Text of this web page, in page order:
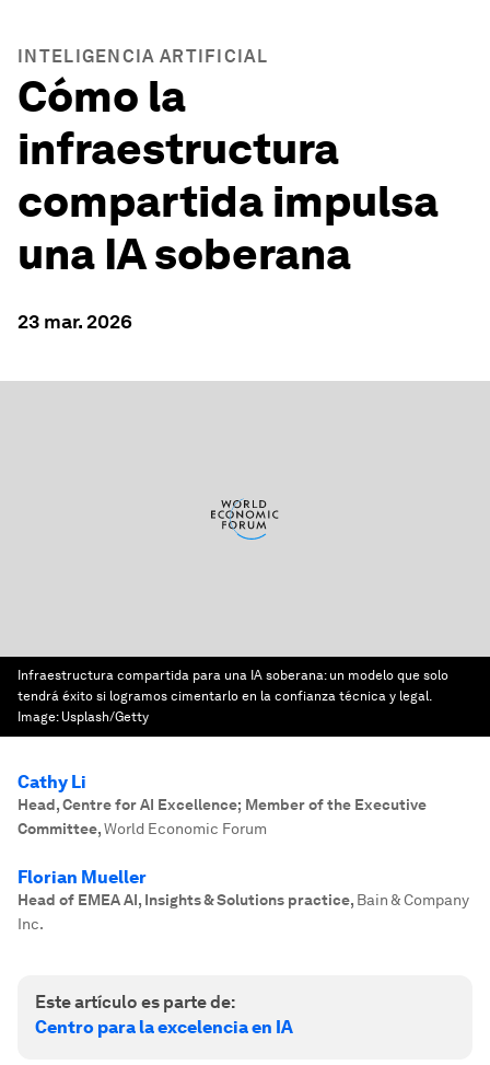
INTELIGENCIA ARTIFICIAL
Cómo la
infraestructura
compartida impulsa
una IA soberana
23 mar. 2026
Infraestructura compartida para una IA soberana: un modelo que solo
tendrá éxito si logramos cimentarlo en la confianza técnica y legal.
Image: Usplash/Getty
Cathy Li
Head, Centre for AI Excellence; Member of the Executive
Committee,World Economic Forum
Florian Mueller
Head of EMEA AI, Insights & Solutions practice, Bain & Company
Inc.
Este artículo es parte de:
Centro para la excelencia en IA